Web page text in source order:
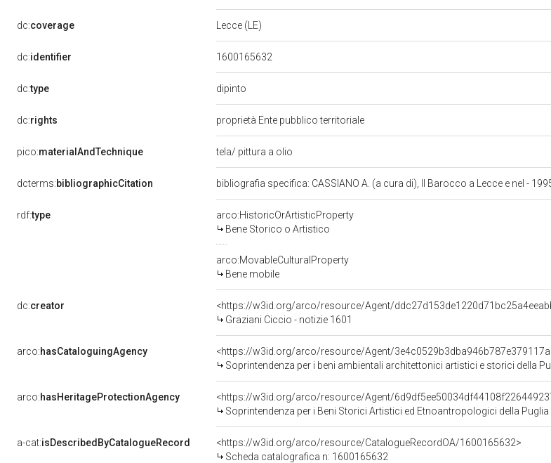
dc:coverage Lecce (LE)
dc:identifier 1600165632
dc:type dipinto
dc:rights proprietà Ente pubblico territoriale
pico:materialAndTechnique tela/ pittura a olio
dcterms:bibliographicCitation bibliografia specifica: CASSIANO A. (a cura di), Il Barocco a Lecce e nel -
rdf:type
arco:HistoricOrArtisticProperty
Bene Storico o Artistico
arco:MovableCulturalProperty
Bene mobile
dc:creator
<https://w3id.org/arco/resource/Agent/
Graziani Ciccio - notizie 1601
arco:hasCataloguingAgency
<https://w3id.org/arco/resource/Agent/
Soprintendenza per i beni ambientali architettonici artistici e storici della
arco:hasHeritageProtectionAgency
<https://w3id.org/arco/resource/Agent/
Soprintendenza per i Beni Storici Artistici ed Etnoantropologici della Puglia
a-cat:isDescribedByCatalogueRecord
<https://w3id.org/arco/resource/CatalogueRecordOA/1600165632>
Scheda catalografica n: 1600165632